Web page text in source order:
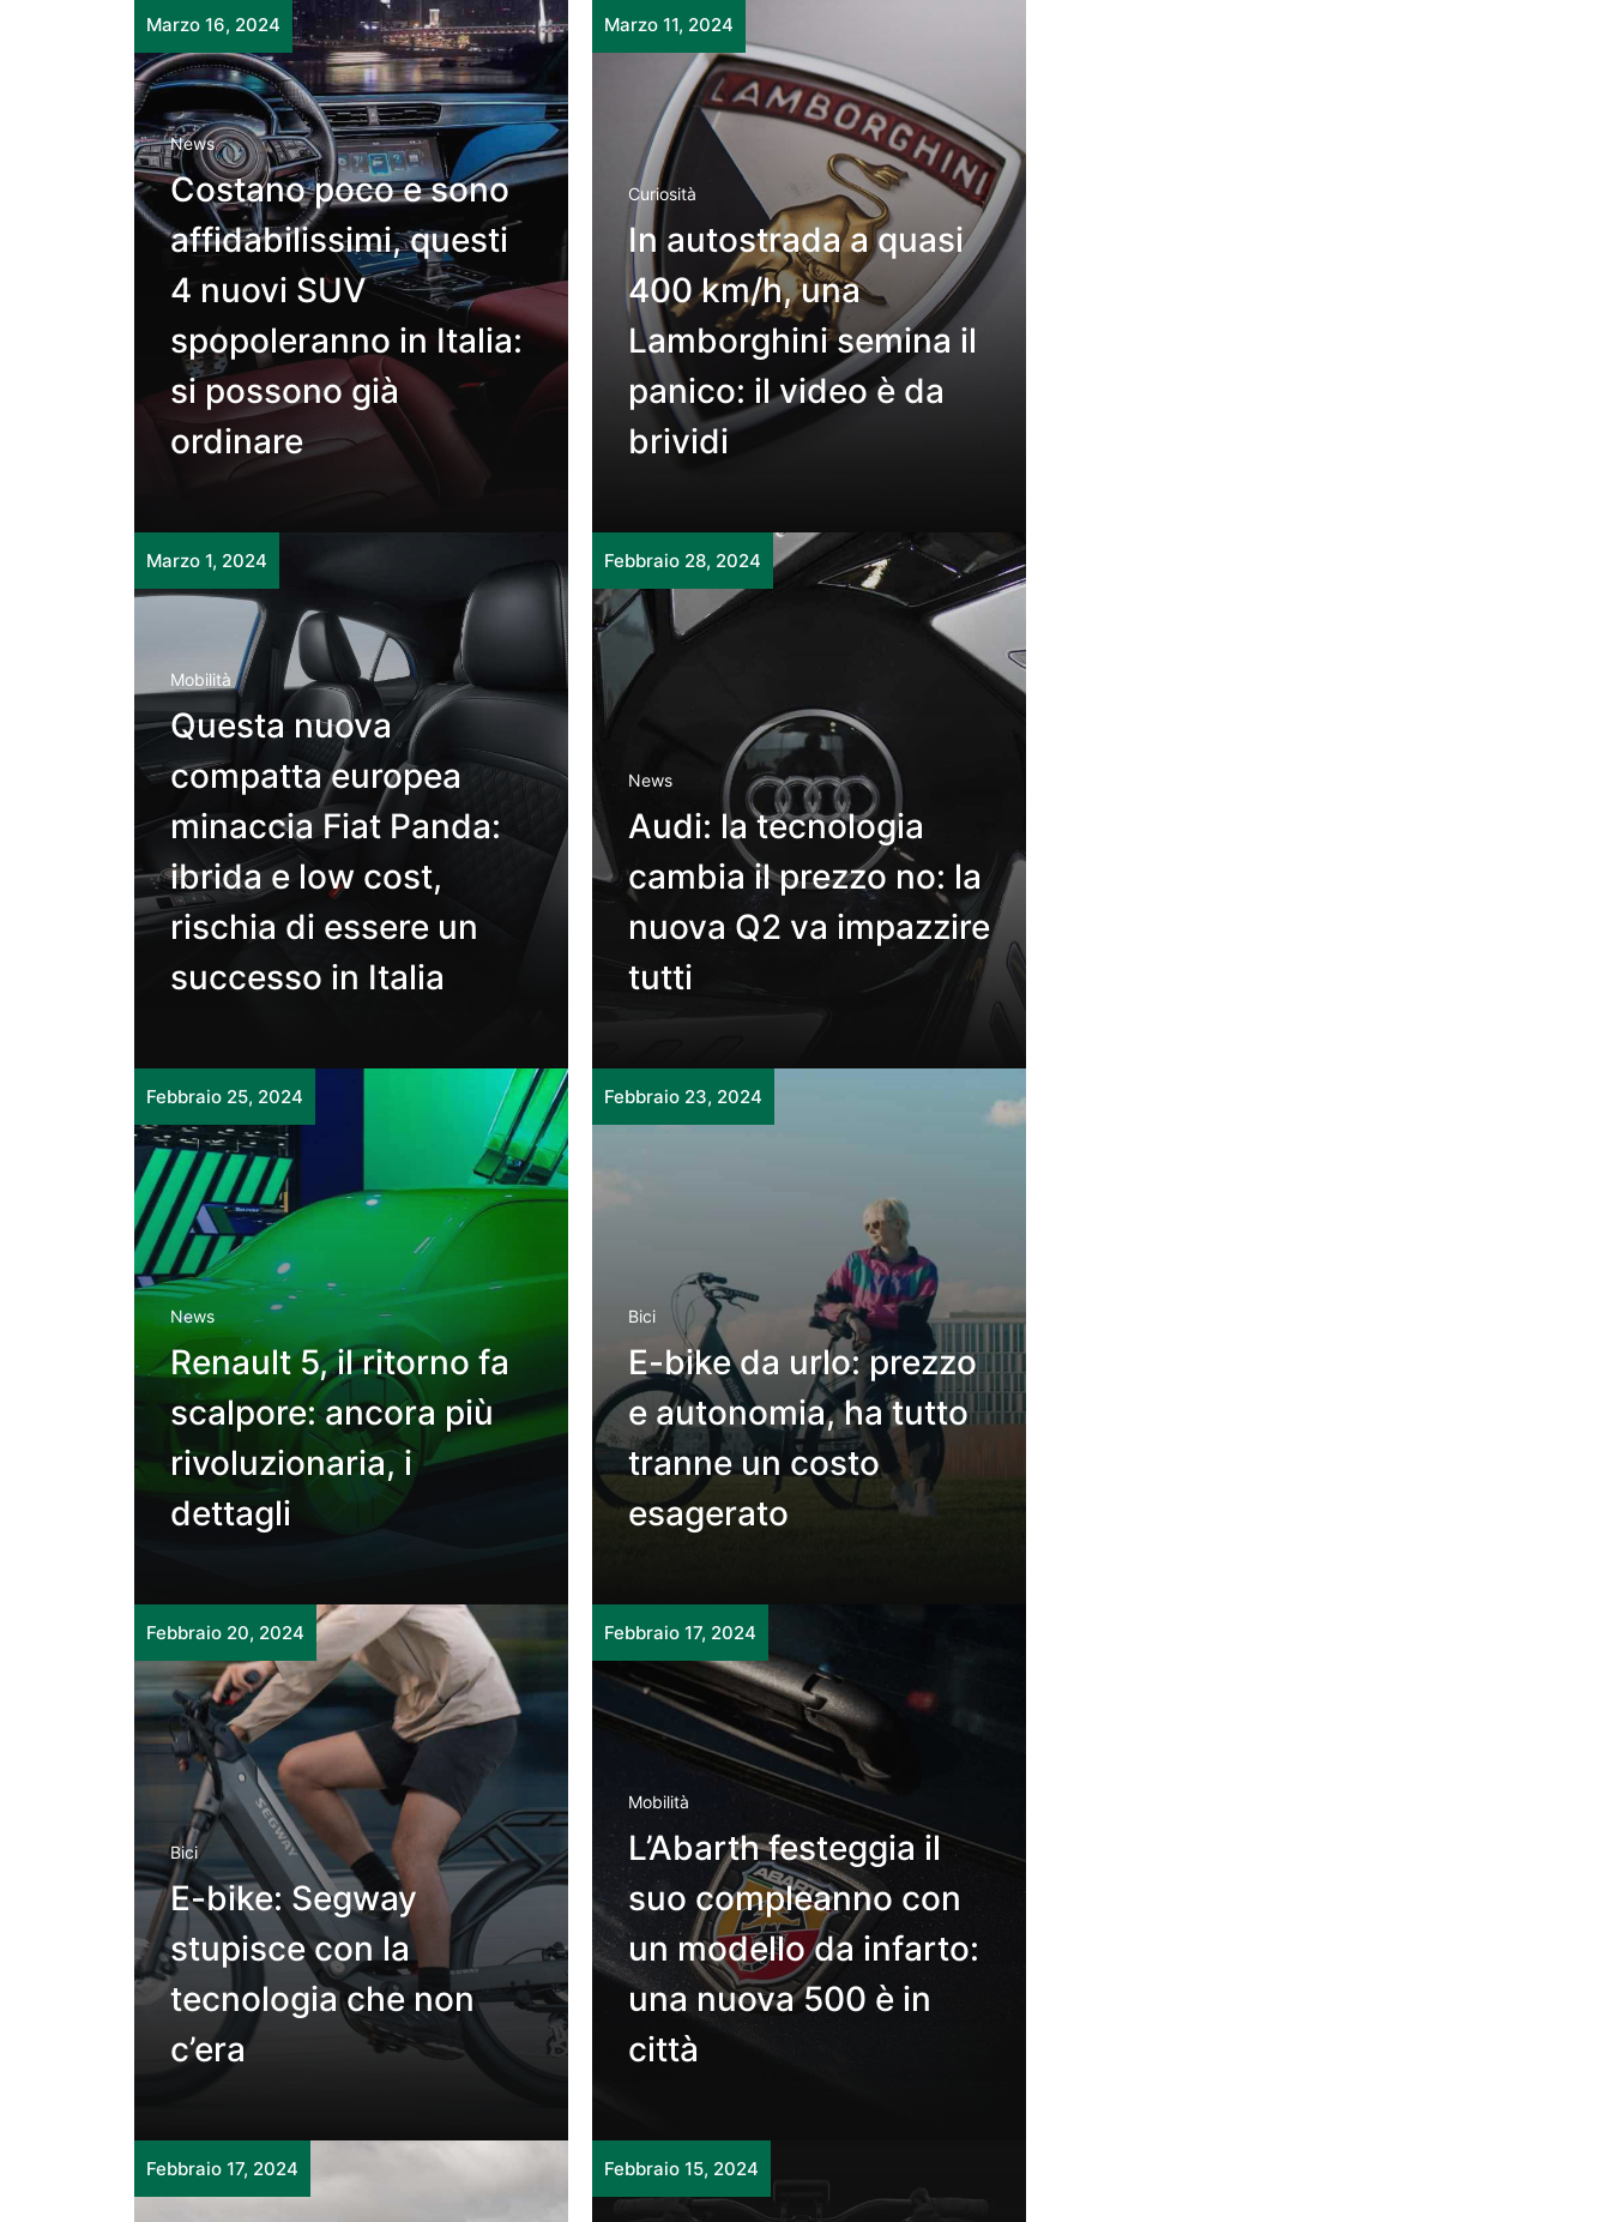
Marzo 16, 2024
News
Costano poco e sono
affidabilissimi, questi
4 nuovi SUV
spopoleranno in Italia:
si possono già
ordinare
Marzo 11, 2024
Curiosità
In autostrada a quasi
400 km/h, una
Lamborghini semina il
panico: il video è da
brividi
Marzo 1, 2024
Mobilità
Questa nuova
compatta europea
minaccia Fiat Panda:
ibrida e low cost,
rischia di essere un
successo in Italia
Febbraio 28, 2024
News
Audi: la tecnologia
cambia il prezzo no: la
nuova Q2 va impazzire
tutti
Febbraio 25, 2024
News
Renault 5, il ritorno fa
scalpore: ancora più
rivoluzionaria, i
dettagli
Febbraio 23, 2024
Bici
E-bike da urlo: prezzo
e autonomia, ha tutto
tranne un costo
esagerato
Febbraio 20, 2024
Bici
E-bike: Segway
stupisce con la
tecnologia che non
c’era
Febbraio 17, 2024
Mobilità
L’Abarth festeggia il
suo compleanno con
un modello da infarto:
una nuova 500 è in
città
Febbraio 17, 2024 Febbraio 15, 2024